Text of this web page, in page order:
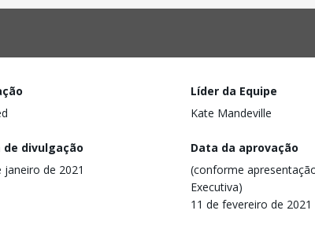
Líder da Equipe
Kate Mandeville
de divulgação
janeiro de 2021
Data da aprovação
(conforme
Executiva)
11 de fevereiro de 2021